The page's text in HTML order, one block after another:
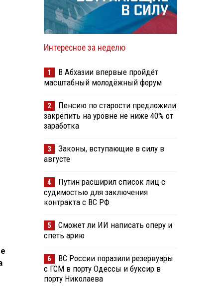
Интересное за неделю
1
В Абхазии впервые пройдёт
масштабный молодёжный форум
2
Пенсию по старости предложили
закрепить на уровне не ниже 40% от
заработка
3
Законы, вступающие в силу в
августе
4
Путин расширил список лиц с
судимостью для заключения
контракта с ВС РФ
5
Сможет ли ИИ написать оперу и
спеть арию
6
ВС России поразили резервуары
с ГСМ в порту Одессы и буксир в
порту Николаева